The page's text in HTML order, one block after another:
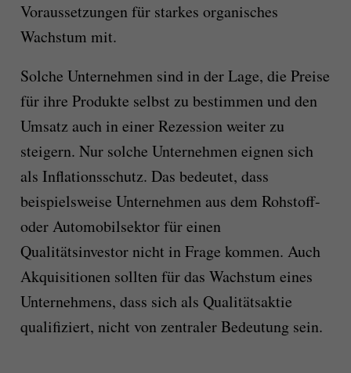
Voraussetzungen für starkes organisches
Wachstum mit.
Solche Unternehmen sind in der Lage, die Preise
für ihre Produkte selbst zu bestimmen und den
Umsatz auch in einer Rezession weiter zu
steigern. Nur solche Unternehmen eignen sich
als Inflationsschutz. Das bedeutet, dass
beispielsweise Unternehmen aus dem Rohstoff-
oder Automobilsektor für einen
Qualitätsinvestor nicht in Frage kommen. Auch
Akquisitionen sollten für das Wachstum eines
Unternehmens, dass sich als Qualitätsaktie
qualifiziert, nicht von zentraler Bedeutung sein.